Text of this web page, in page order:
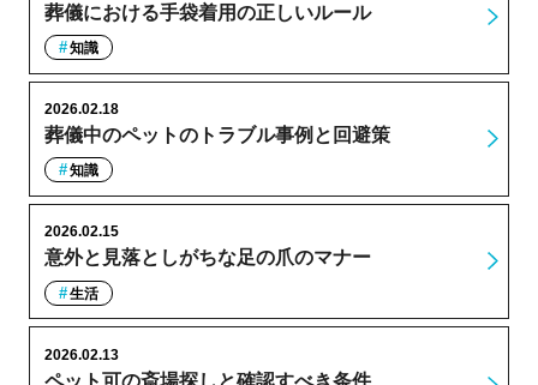
葬儀における手袋着用の正しいルール
知識
葬儀中のペットのトラブル事例と回避策
2026.02.18
知識
意外と見落としがちな足の爪のマナー
2026.02.15
生活
ペット可の斎場探しと確認すべき条件
2026.02.13